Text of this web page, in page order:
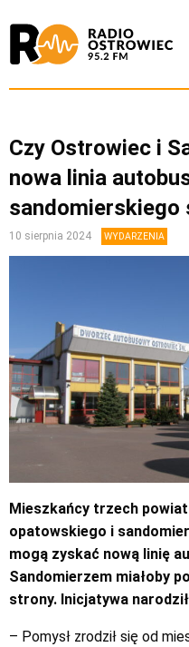
Czy Ostrowiec i
nowa linia
sandomierskiego
10 sierpnia 2024 WYDARZENIA
Mieszkańcy trzech
opatowskiego i
mogą zyskać nową linię
Sandomierzem miałoby
strony. Inicjatywa
– Pomysł zrodził się od